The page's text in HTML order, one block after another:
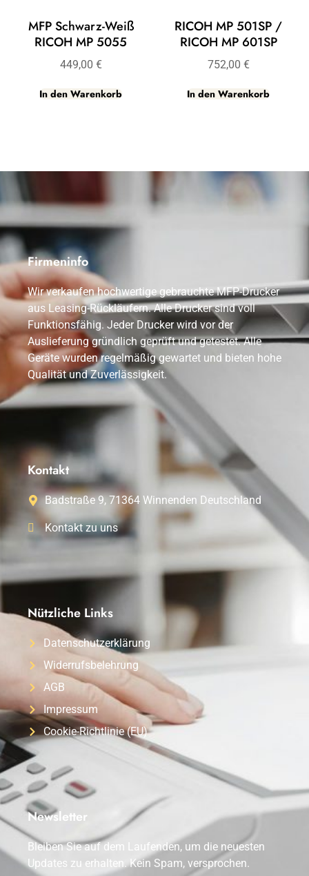
MFP Schwarz-Weiß
RICOH MP 5055
449,00 €
In den Warenkorb
RICOH MP 501SP /
RICOH MP 601SP
752,00 €
In den Warenkorb
Firmeninfo
Wir verkaufen hochwertige gebrauchte MFP-Drucker
aus Leasing-Rückläufern. Alle Drucker sind voll
Funktionsfähig. Jeder Drucker wird vor der
Auslieferung gründlich geprüft und getestet. Alle
Geräte wurden regelmäßig gewartet und bieten hohe
Qualität und Zuverlässigkeit.
Kontakt
Badstraße 9, 71364 Winnenden Deutschland
Kontakt zu uns
Nützliche Links
Datenschutzerklärung
Widerrufsbelehrung
AGB
Impressum
Cookie-Richtlinie (EU)
Newsletter
Bleiben Sie auf dem Laufenden, um die neuesten
Updates zu erhalten. Kein Spam, versprochen.